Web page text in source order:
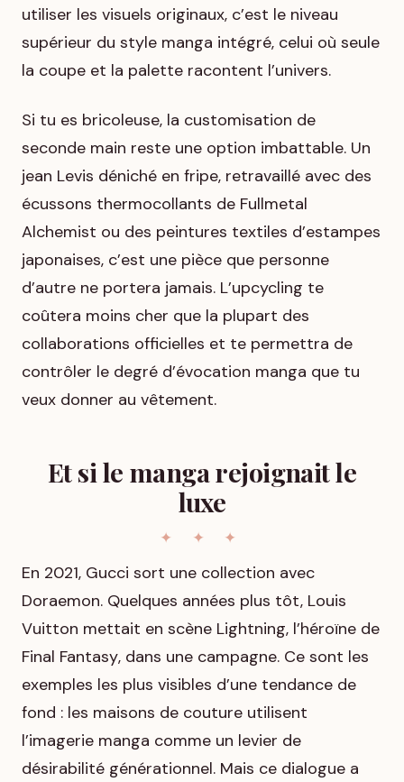
utiliser les visuels originaux, c’est le niveau
supérieur du style manga intégré, celui où seule
la coupe et la palette racontent l’univers.
Si tu es bricoleuse, la customisation de
seconde main reste une option imbattable. Un
jean Levis déniché en fripe, retravaillé avec des
écussons thermocollants de Fullmetal
Alchemist ou des peintures textiles d’estampes
japonaises, c’est une pièce que personne
d’autre ne portera jamais. L’upcycling te
coûtera moins cher que la plupart des
collaborations officielles et te permettra de
contrôler le degré d’évocation manga que tu
veux donner au vêtement.
Et si le manga rejoignait le
luxe
En 2021, Gucci sort une collection avec
Doraemon. Quelques années plus tôt, Louis
Vuitton mettait en scène Lightning, l’héroïne de
Final Fantasy, dans une campagne. Ce sont les
exemples les plus visibles d’une tendance de
fond : les maisons de couture utilisent
l’imagerie manga comme un levier de
désirabilité générationnel. Mais ce dialogue a